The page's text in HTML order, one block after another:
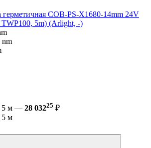
герметичная COB-PS-X1680-14mm 24V
5m) (Arlight, -)
nm
5 м — 28 03225 ₽
5 м